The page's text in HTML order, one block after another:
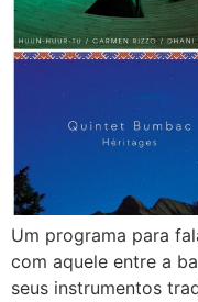
Um programa para
com aquele entre a
seus instrumentos